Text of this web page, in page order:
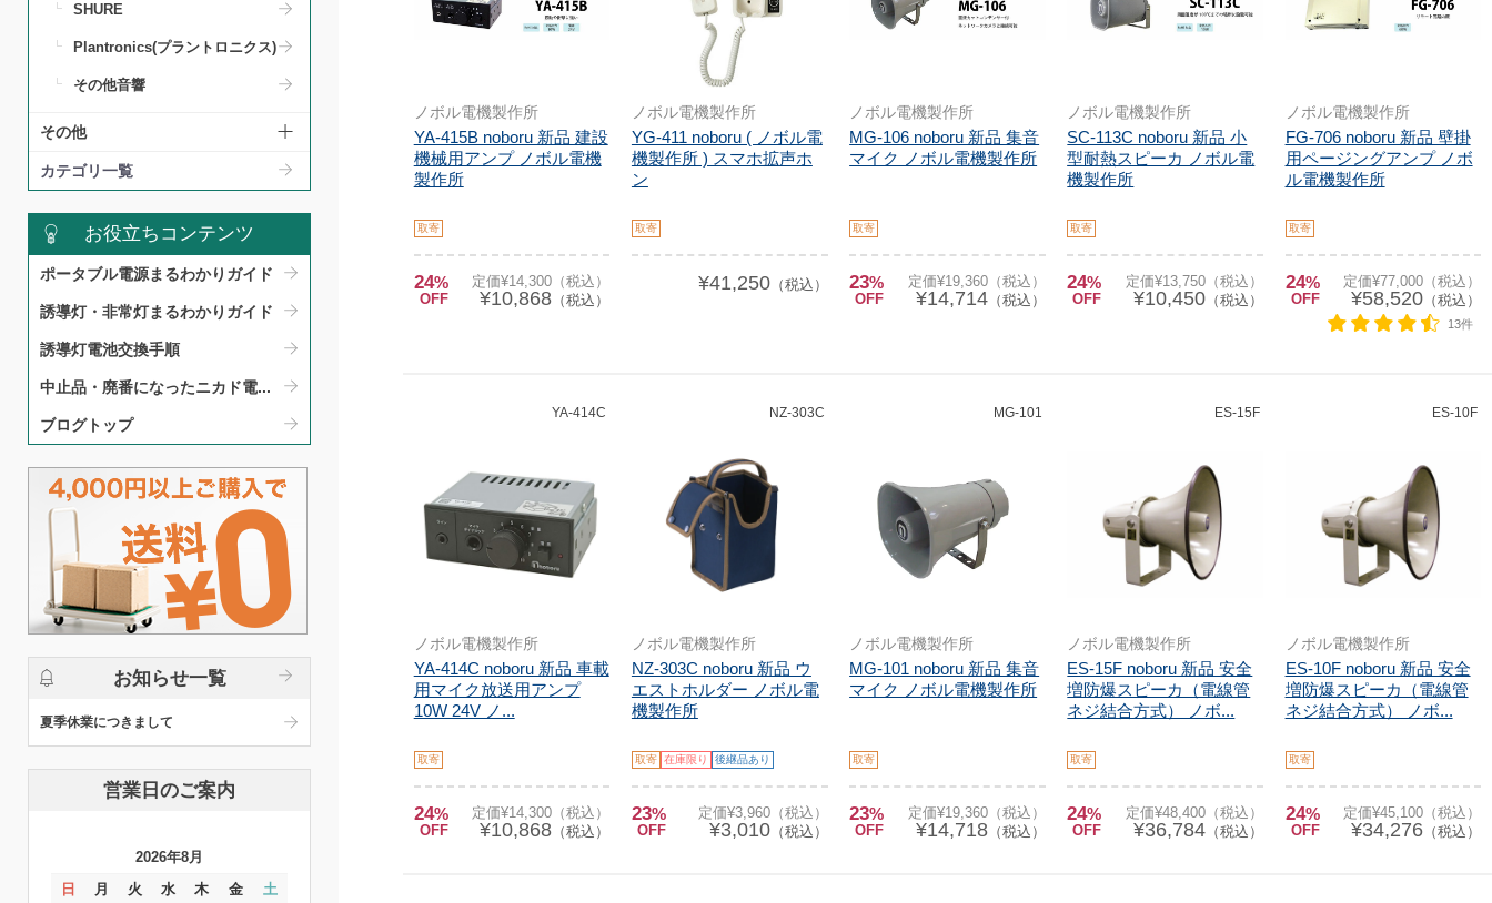
SHURE
Plantronics(プラントロニクス)
その他音響
その他
カテゴリ一覧
お役立ちコンテンツ
ポータブル電源まるわかりガイド​
誘導灯・非常灯まるわかりガイド​
誘導灯電池交換手順​
中止品・廃番になったニカド電...
ブログトップ
お知らせ一覧
夏季休業につきまして
営業日のご案内
2026年8月
日
月 火 水 木 金
土
ノボル電機製作所
YA-415B noboru 新品 建設
機械用アンプ ノボル電機
製作所
取寄
24%
OFF
定価¥14,300（税込）
¥10,868 （税込）
ノボル電機製作所
YG-411 noboru ( ノボル電
機製作所 ) スマホ拡声ホ
ン
取寄
¥41,250（税込）
ノボル電機製作所
MG-106 noboru 新品 集音
マイク ノボル電機製作所
取寄
23%
OFF
定価¥19,360（税込）
¥14,714（税込）
ノボル電機製作所
SC-113C noboru 新品 小
型耐熱スピーカ ノボル電
機製作所
取寄
24%
OFF
定価¥13,750（税込）
¥10,450（税込）
ノボル電機製作所
FG-706 noboru 新品 壁掛
用ページングアンプ ノボ
ル電機製作所
取寄
24%
OFF
定価¥77,000（税込）
¥58,520 （税込）
13件
YA-414C
ノボル電機製作所
YA-414C noboru 新品 車載
用マイク放送用アンプ
10W 24V ノ...
取寄
24%
OFF
定価¥14,300（税込）
¥10,868 （税込）
NZ-303C
ノボル電機製作所
NZ-303C noboru 新品 ウ
エストホルダー ノボル電
機製作所
取寄 在庫限り 後継品あり
23%
OFF
定価¥3,960（税込）
¥3,010（税込）
MG-101
ノボル電機製作所
MG-101 noboru 新品 集音
マイク ノボル電機製作所
取寄
23%
OFF
定価¥19,360（税込）
¥14,718（税込）
ES-15F
ノボル電機製作所
ES-15F noboru 新品 安全
増防爆スピーカ（電線管
ネジ結合方式） ノボ...
取寄
24%
OFF
定価¥48,400（税込）
¥36,784（税込）
ES-10F
ノボル電機製作所
ES-10F noboru 新品 安全
増防爆スピーカ（電線管
ネジ結合方式） ノボ...
取寄
24%
OFF
定価¥45,100（税込）
¥34,276 （税込）